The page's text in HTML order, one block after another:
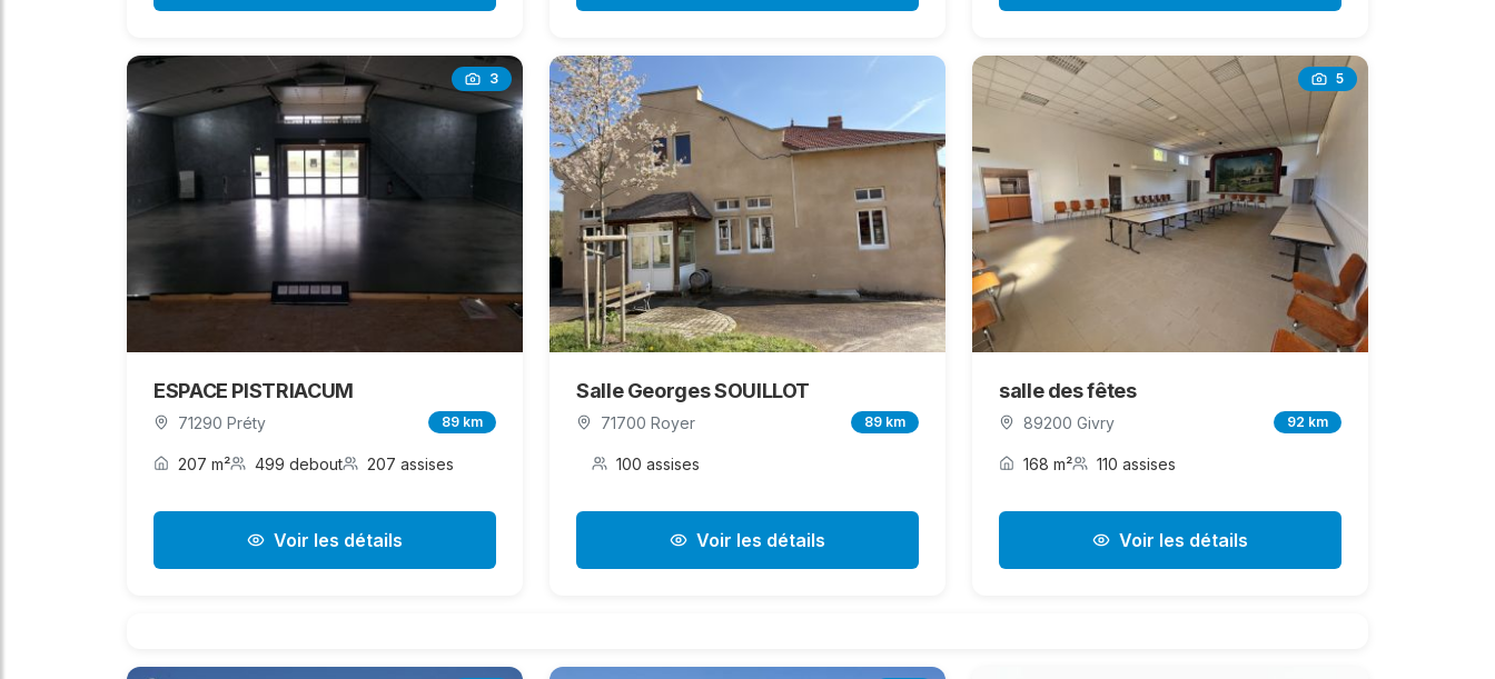
3
ESPACE PISTRIACUM
71290 Préty 89 km
207 m² 499 debout 207 assises
Voir les détails
Salle Georges SOUILLOT
71700 Royer 89 km
100 assises
Voir les détails
5
salle des fêtes
89200 Givry 92 km
168 m² 110 assises
Voir les détails